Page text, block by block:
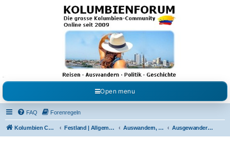
Kolumbienforum - Das
grosse Forum der
Freunde Kolumbiens
Reisen, Auswandern, Kultur, Politik, Geschichte und Visum in Kolumbien und Venezuela.
Austausch, Erfahrungen und Gemeinschaft im Kolumbienforum
Open menu
FAQ Forenregeln
Kolumbien Community Festland | Allgemeine Fragen Auswandern, Leben & Arbeiten in Kolumbien Ausgewandert nach Kolumbien | Auswanderer berichten